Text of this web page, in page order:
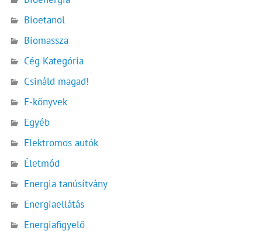
Bioetanol
Biomassza
Cég Kategória
Csináld magad!
E-könyvek
Egyéb
Elektromos autók
Életmód
Energia tanúsítvány
Energiaellátás
Energiafigyelő